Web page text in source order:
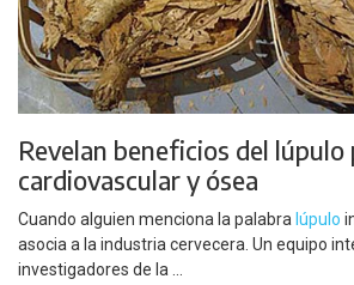
Revelan beneficios del lúpulo
cardiovascular y ósea
Cuando alguien menciona la palabra lúpulo
asocia a la industria cervecera. Un equipo
investigadores de la ...